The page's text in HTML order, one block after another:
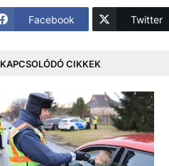
Facebook Twitter
KAPCSOLÓDÓ CIKKEK